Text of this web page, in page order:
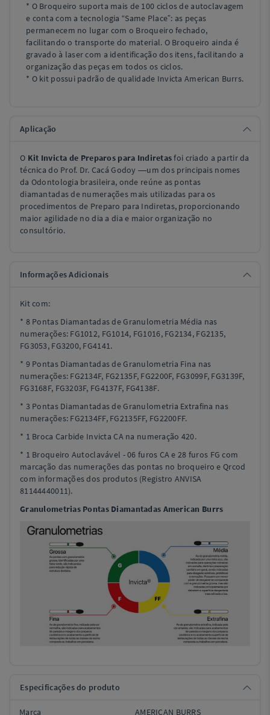
* O Broqueiro suporta mais de 100 ciclos de autoclavagem
e conta com a tecnologia “Same Place”: as peças
permanecem no lugar com o Broqueiro fechado,
facilitando o transporte do material. O Broqueiro ainda é
gravado à laser com a identificação dos itens, facilitando a
organização das peças em todos os ciclos.
* O kit possui padrão de qualidade Invicta American Burrs.
Aplicação
O Kit Invicta de Preparos para Indiretasfoi criado a partir da
técnica do Prof. Dr. Cacá Godoy —um dos principais nomes
da Odontologia brasileira, onde reúne as pontas
diamantadas de numerações mais utilizadas para os
procedimentos de Preparo para Indiretas, proporcionando
maior agilidade no dia a dia e maior organização no
consultório.
Informações Adicionais
Kit com:
* 8 Pontas Diamantadas de Granulometria Média nas
numerações: FG1012, FG1014, FG1016, FG2134, FG2135,
FG3053, FG3200, FG4141.
* 9 Pontas Diamantadas de Granulometria Fina nas
numerações: FG2134F, FG2135F, FG2200F, FG3099F, FG3139F,
FG3168F, FG3203F, FG4137F, FG4138F.
* 3 Pontas Diamantadas de Granulometria Extrafina nas
numerações: FG2134FF, FG2135FF, FG2200FF.
* 1 Broca Carbide Invicta CA na numeração 420.
* 1 Broqueiro Autoclavável - 06 furos CA e 28 furos FG com
marcação das numerações das pontas no broqueiro e Qrcod
com informações dos produtos (Registro ANVISA
81144440011).
Granulometrias Pontas Diamantadas American Burrs
Especificações do produto
Marca AMERICAN BURRS